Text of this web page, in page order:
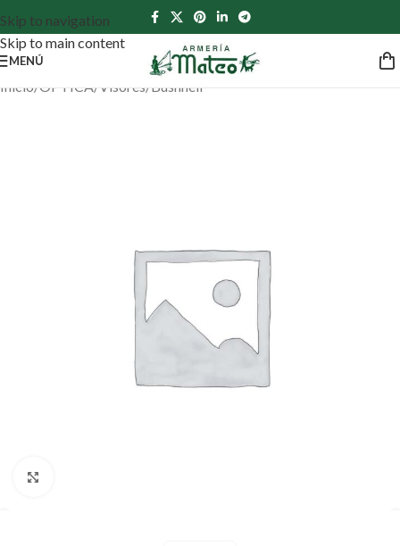
Skip to navigation
Skip to main content
MENÚ
Inicio/ ÓPTICA/ Visores/ Bushnell